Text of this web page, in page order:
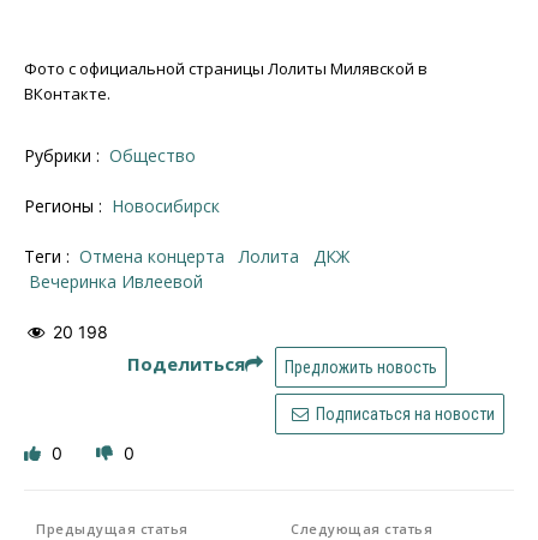
Фото с официальной страницы Лолиты Милявской в
ВКонтакте.
Рубрики : Общество
Регионы : Новосибирск
Теги : отмена концерта Лолита
ДКЖ
вечеринка Ивлеевой
20 198
Поделиться Предложить новость
Подписаться на новости
0 0
Предыдущая статья Следующая статья